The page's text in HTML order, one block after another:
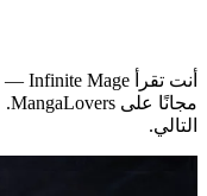
مجانًا على MangaLovers.
التالي.